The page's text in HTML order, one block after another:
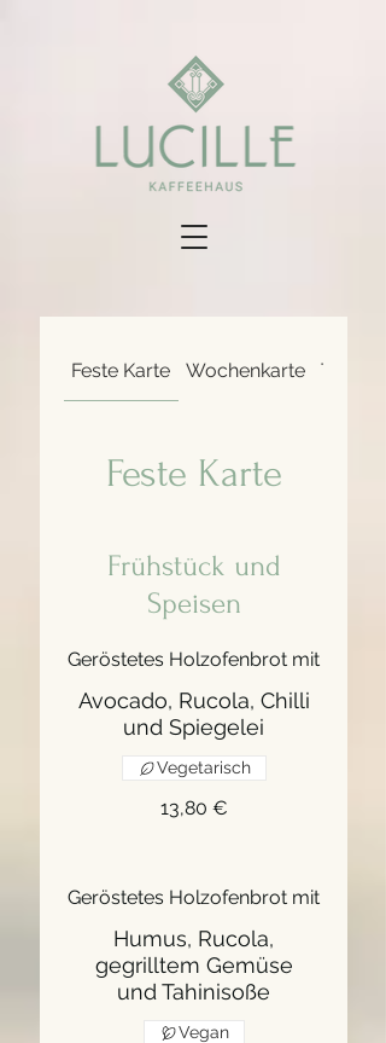
Feste Karte Wochenkarte Tapas
Feste Karte
Frühstück und
Speisen
Geröstetes Holzofenbrot mit
Avocado, Rucola, Chilli
und Spiegelei
13,80 €
Vegetarisch
Geröstetes Holzofenbrot mit
Humus, Rucola,
gegrilltem Gemüse
und Tahinisoße
Vegan